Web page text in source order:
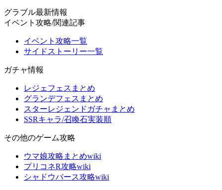
グラブル最新情報
イベント攻略/関連記事
イベント攻略一覧
サイドストーリー一覧
ガチャ情報
レジェフェスまとめ
グランデフェスまとめ
スターレジェンドガチャまとめ
SSRキャラ/召喚石実装順
その他のゲーム攻略
ウマ娘攻略まとめwiki
プリコネR攻略wiki
シャドウバース攻略wiki